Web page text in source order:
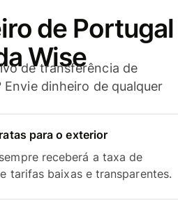
de Portugal
Wise
de transferência de
dinheiro de qualquer
para o exterior
receberá a taxa de
tarifas baixas e transparentes.